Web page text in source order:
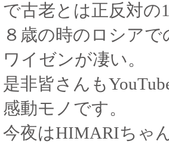
で古老とは正反対の
８歳の時のロシア
ワイゼンが凄い。
是非皆さんも
感動モノです。
今夜はHIMARIちゃ